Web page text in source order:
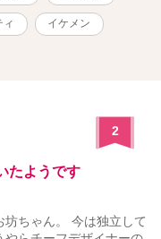
ィ イケメン
2
たようです
ちゃん。 今は独立して